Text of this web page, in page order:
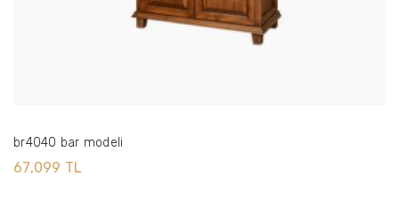
br4040 bar modeli
67,099 TL